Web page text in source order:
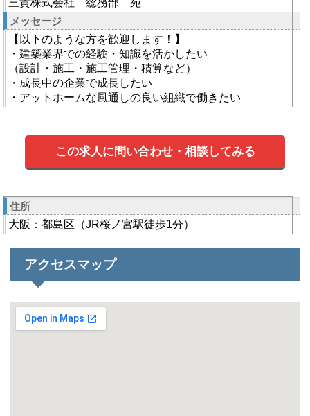
三貴株式会社 総務部 宛
メッセージ
【以下のような方を歓迎します！】
・建築業界での経験・知識を活かしたい
（設計・施工・施工管理・積算など）
・成長中の企業で成長したい
・アットホームな風通しの良い組織で働きたい
この求人に問い合わせ・相談してみる
住所
大阪：都島区（JR桜ノ宮駅徒歩1分）
アクセスマップ